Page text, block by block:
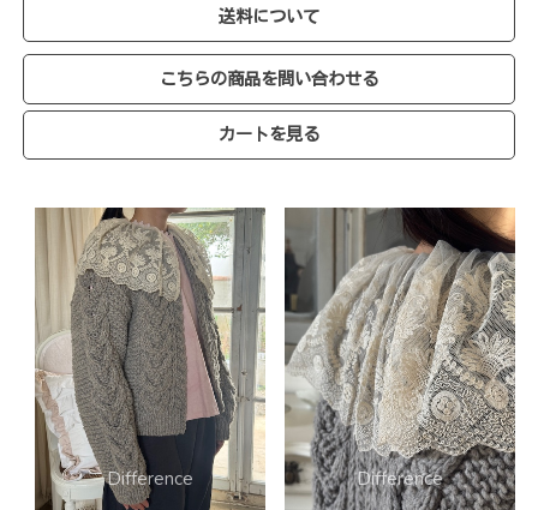
送料について
こちらの商品を問い合わせる
カートを見る